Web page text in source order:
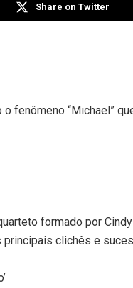
Share on Twitter
fenômeno “Michael”
formado por
clichês e